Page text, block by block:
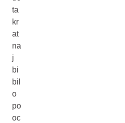
ta
kr
at
na
j
bi
bil
o
po
oc